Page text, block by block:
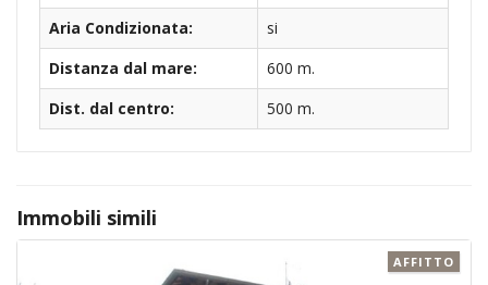
Aria Condizionata:
si
Distanza dal mare:
600 m.
Dist. dal centro:
500 m.
Immobili simili
AFFITTO